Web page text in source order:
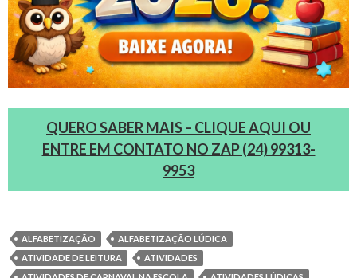
QUERO SABER MAIS – CLIQUE AQUI OU
ENTRE EM CONTATO NO ZAP (24) 99313-
9953
ALFABETIZAÇÃO
ALFABETIZAÇÃO LÚDICA
ATIVIDADE DE LEITURA
ATIVIDADES